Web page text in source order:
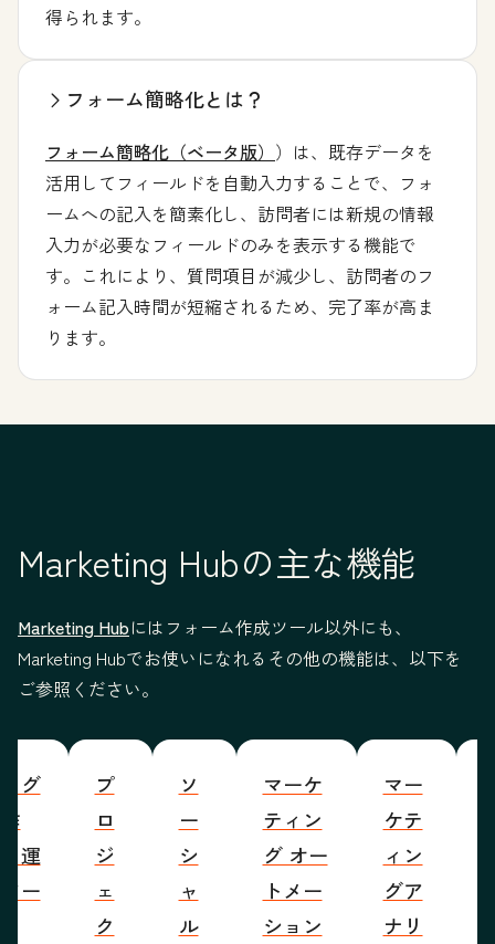
得られます。
フォーム簡略化とは？
フォーム簡略化（ベータ版） ）は、既存データを
活用してフィールドを自動入力することで、フォ
ームへの記入を簡素化し、訪問者には新規の情報
入力が必要なフィールドのみを表示する機能で
す。これにより、質問項目が減少し、訪問者のフ
ォーム記入時間が短縮されるため、完了率が高ま
ります。
Marketing Hubの主な機能
Marketing Hubにはフォーム作成ツール以外にも、
Marketing Hubでお使いになれるその他の機能は、以下を
ご参照ください。
グ
運
ー
プ
ロ
ジ
ェ
ク
ソ
ー
シ
ャ
ル
マーケ
ティン
グ オー
トメー
ション
マー
ケテ
ィン
グア
ナリ